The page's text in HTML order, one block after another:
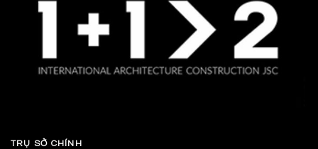
TRỤ SỞ CHÍNH